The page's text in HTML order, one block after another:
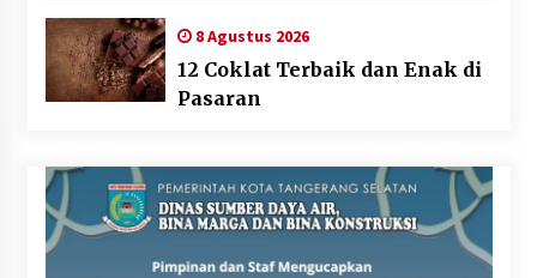
8 Agustus 2026
12 Coklat Terbaik dan Enak di
Pasaran